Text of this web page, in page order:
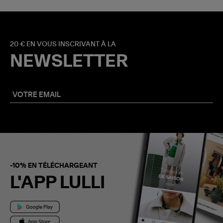
20 € EN VOUS INSCRIVANT À LA
NEWSLETTER
-10% EN TÉLÉCHARGEANT
L'APP LULLI